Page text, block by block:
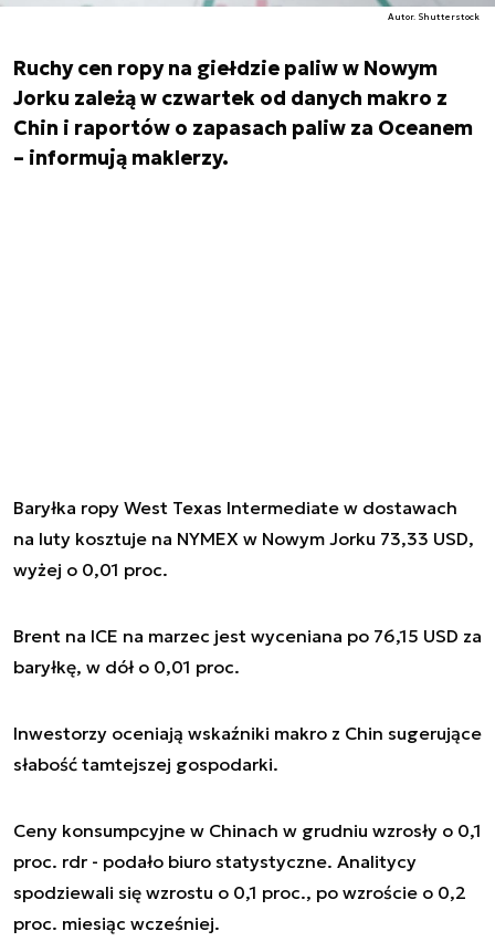
Autor. Shutterstock
Ruchy cen ropy na giełdzie paliw w Nowym
Jorku zależą w czwartek od danych makro z
Chin i raportów o zapasach paliw za Oceanem
– informują maklerzy.
Baryłka ropy West Texas Intermediate w dostawach
na luty kosztuje na NYMEX w Nowym Jorku 73,33 USD,
wyżej o 0,01 proc.
Brent na ICE na marzec jest wyceniana po 76,15 USD za
baryłkę, w dół o 0,01 proc.
Inwestorzy oceniają wskaźniki makro z Chin sugerujące
słabość tamtejszej gospodarki.
Ceny konsumpcyjne w Chinach w grudniu wzrosły o 0,1
proc. rdr - podało biuro statystyczne. Analitycy
spodziewali się wzrostu o 0,1 proc., po wzroście o 0,2
proc. miesiąc wcześniej.